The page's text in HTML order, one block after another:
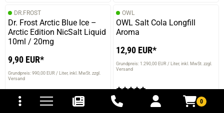
0
und Versandkosten
DR.FROST
Dr. Frost Arctic Blue Ice –
Arctic Edition NicSalt Liquid
10ml / 20mg
9,90 EUR*
Grundpreis: 990,00 EUR / Liter inkl. MwSt. zzgl.
Versand
OWL
OWL Salt Cola Longfill
Aroma
12,90 EUR*
Grundpreis: 1.290,00 EUR / Liter inkl. MwSt. zzgl.
Versand